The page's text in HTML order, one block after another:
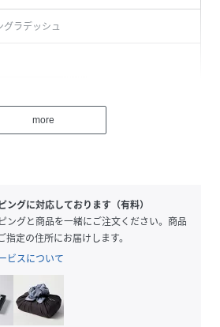
グラデッシュ
more
ングに対応しております（有料）
ングと商品を一緒にご注文ください。商品
定の住所にお届けします。
ビスについて